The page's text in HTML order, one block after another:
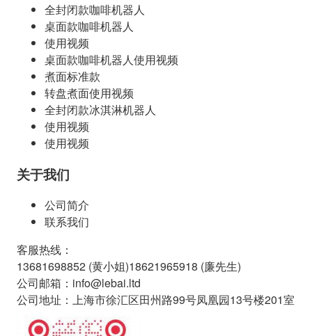
全封闭款咖啡机器人
桌面款咖啡机器人
使用视频
桌面款咖啡机器人使用视频
煮面标准款
转盘煮面使用视频
全封闭款冰淇淋机器人
使用视频
使用视频
关于我们
公司简介
联系我们
客服热线 ：
13681698852 (黄小姐)18621965918 (廉先生)
公司邮箱 ： info@lebai.ltd
公司地址 ： 上海市徐汇区田州路99号凤凰园13号楼201室